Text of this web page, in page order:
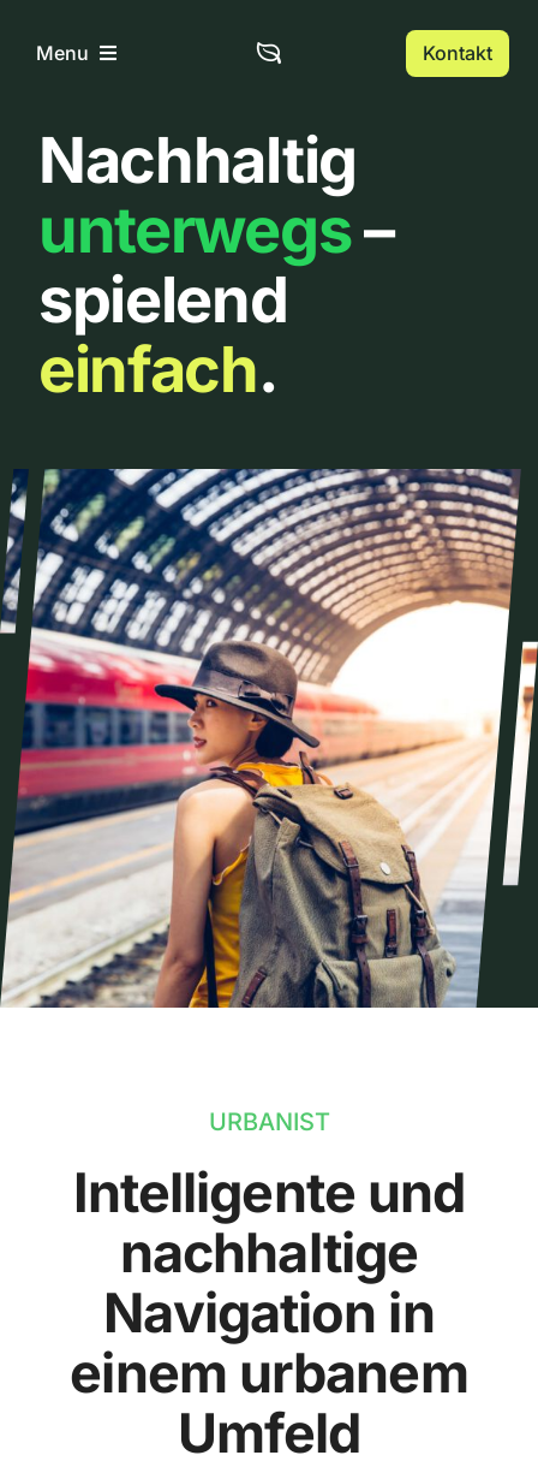
InhaltMenu
Home
Über uns
Urbanlist
Kontakt
Nachhaltig
unterwegs–
spielend
einfach.
URBANIST
Intelligente und
nachhaltige
Navigation in
einem urbanem
Umfeld